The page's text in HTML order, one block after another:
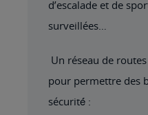
d’escalade et de
surveillées…
Un réseau de
pour permettre des
sécurité́ :